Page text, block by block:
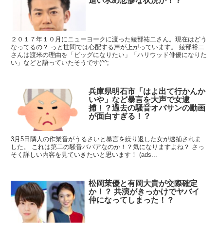
２０１７年１０月にニューヨークに渡った綾部祐二さん。現在はどう
なってるの？ っと世間では心配する声が上がっています。 綾部裕二
さんは渡米の理由を「ビッグになりたい」「ハリウッド俳優になりた
い」などと語っていたそうです(^^;
兵庫県明石市「はよ出て行かんか
いや」など暴言を大声で女逮
捕！？過去の騒音オバサンの動画
が面白すぎる！？
3月5日隣人の作業音がうるさいと暴言を繰り返した女が逮捕されま
した。 これは第二の騒音ババアなのか！？気になりますよね？ さっ
そく詳しい内容を見ていきたいと思います！ (ads...
松岡茉優と有岡大貴が交際確定
か！？ 共演がきっかけでヤバイ
仲になってしまった！？